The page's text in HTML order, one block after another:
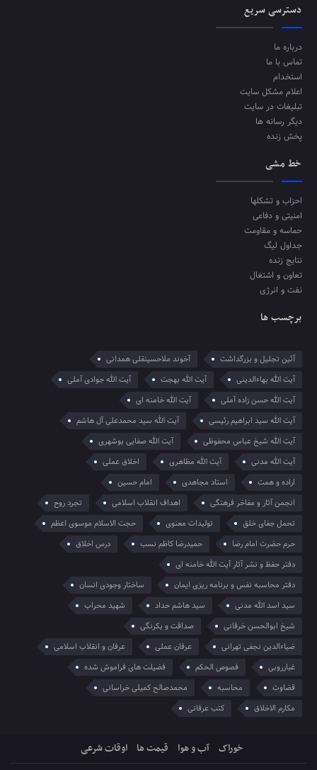
دسترسی سریع
درباره ما
تماس با ما
استخدام
اعلام مشکل سایت
تبلیغات در سایت
دیگر رسانه ها
پخش زنده
خط مشی
احزاب و تشکلها
امنیتی و دفاعی
حماسه و مقاومت
جداول لیگ
نتایج زنده
تعاون و اشتغال
نفت و انرژی
برچسب ها
آئین تجلیل و بزرگداشت
آخوند ملاحسینقلی همدانی
آیت الله بهاءالدینی
آیت الله بهجت
آیت الله جوادی آملی
آیت الله حسن زاده آملی
آیت الله خامنه ای
آیت الله سید ابراهیم رئیسی
آیت الله سید محمدعلی آل هاشم
آیت الله شیخ عباس محفوظی
آیت الله صفایی بوشهری
آیت الله مدنی
آیت الله مظاهری
اخلاق عملی
اراده و همت
استاد مجاهدی
امام حسین
انجمن آثار و مفاخر فرهنگی
اهداف انقلاب اسلامی
تجرد روح
تحمل جفای خلق
تولیدات معنوی
حجت الاسلام موسوی اعظم
حرم حضرت امام رضا
حمیدرضا کاظم نسب
درس اخلاق
دفتر حفظ و نشر آثار آیت الله خامنه ای
دفتر محاسبه نفس و برنامه ریزی ایمان
ساختار وجودی انسان
سید اسد الله مدنی
سید هاشم حداد
شهید محراب
شیخ ابوالحسن خرقانی
صداقت و یکرنگی
ضیاءالدین نجفی تهرانی
عرفان عملی
عرفان و انقلاب اسلامی
غبارروبی
فصوص الحکم
فضیلت های فراموش شده
قضاوت
محاسبه
محمدصالح کمیلی خراسانی
مکارم الاخلاق
کتب عرفانی
خوراک آب و هوا قیمت ها اوقات شرعی